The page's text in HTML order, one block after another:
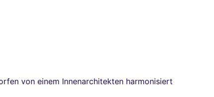
von einem Innenarchitekten harmonisiert